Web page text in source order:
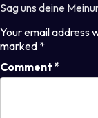
Sag uns deine
Your email address
marked *
Comment *